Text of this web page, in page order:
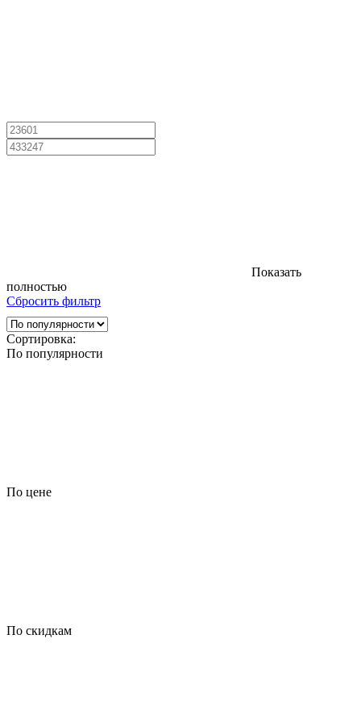
Показать
полностью
Сбросить фильтр
Сортировка:
По популярности
По цене
По скидкам